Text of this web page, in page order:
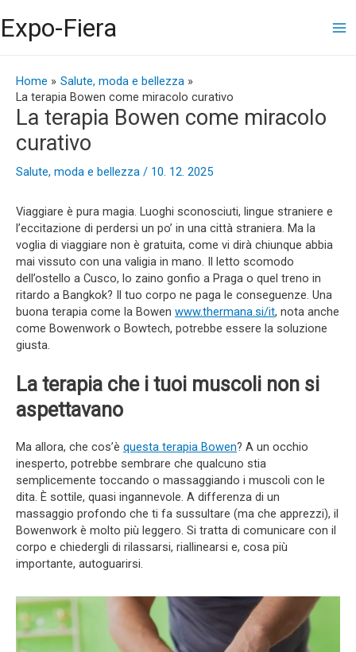
al
contenuto
Expo-Fiera
Home
Salute, moda e bellezza
La terapia Bowen come miracolo curativo
La terapia Bowen come miracolo
curativo
Salute, moda e bellezza / 10. 12. 2025
Viaggiare è pura magia. Luoghi sconosciuti, lingue straniere e
l’eccitazione di perdersi un po’ in una città straniera. Ma la
voglia di viaggiare non è gratuita, come vi dirà chiunque abbia
mai vissuto con una valigia in mano. Il letto scomodo
dell’ostello a Cusco, lo zaino gonfio a Praga o quel treno in
ritardo a Bangkok? Il tuo corpo ne paga le conseguenze. Una
buona terapia come la Bowen www.thermana.si/it, nota anche
come Bowenwork o Bowtech, potrebbe essere la soluzione
giusta.
La terapia che i tuoi muscoli non si
aspettavano
Ma allora, che cos’è questa terapia Bowen? A un occhio
inesperto, potrebbe sembrare che qualcuno stia
semplicemente toccando o massaggiando i muscoli con le
dita. È sottile, quasi ingannevole. A differenza di un
massaggio profondo che ti fa sussultare (ma che apprezzi), il
Bowenwork è molto più leggero. Si tratta di comunicare con il
corpo e chiedergli di rilassarsi, riallinearsi e, cosa più
importante, autoguarirsi.
articoli